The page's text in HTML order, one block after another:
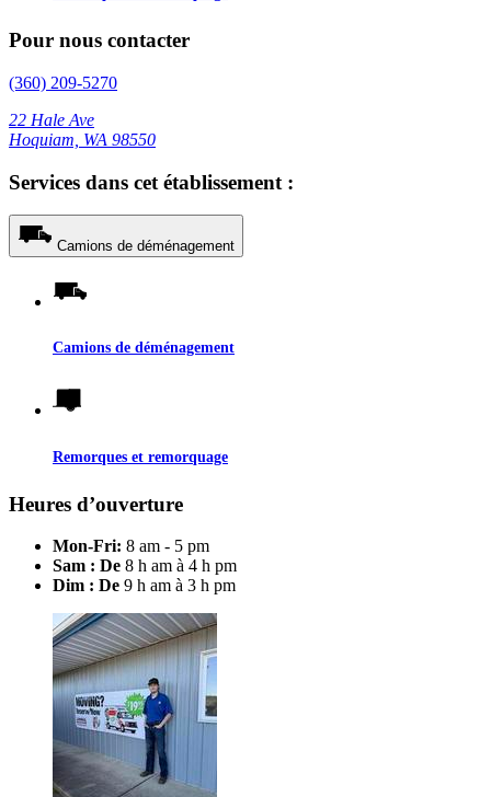
Pour nous contacter
(360) 209-5270
22 Hale Ave
Hoquiam, WA 98550
Services dans cet établissement :
Camions de déménagement
Camions de déménagement
Remorques et remorquage
Heures d’ouverture
Mon-Fri: 8 am - 5 pm
Sam : De 8 h am à 4 h pm
Dim : De 9 h am à 3 h pm